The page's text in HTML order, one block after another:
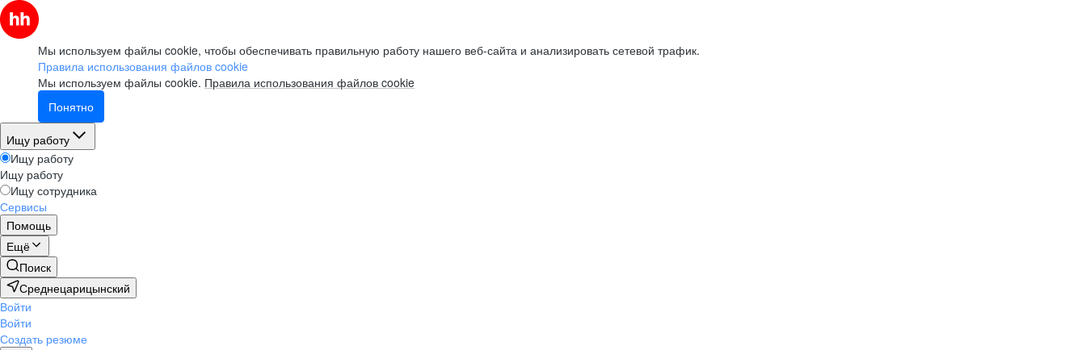
Мы используем файлы cookie, чтобы обеспечивать правильную работу нашего веб-сайта и анализировать сетевой трафик.
Правила использования файлов cookie
Мы используем файлы cookie. Правила использования файлов cookie
Понятно
Ищу работу
Ищу работу
Ищу работу
Ищу сотрудника
Сервисы
Помощь
Ещё
Поиск
Среднецарицынский
Войти
Войти
Создать резюме